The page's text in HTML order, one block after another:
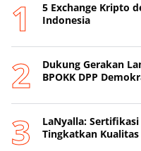
5 Exchange Kripto
Indonesia
Dukung Gerakan
BPOKK DPP
LaNyalla: Sertifikasi
Tingkatkan